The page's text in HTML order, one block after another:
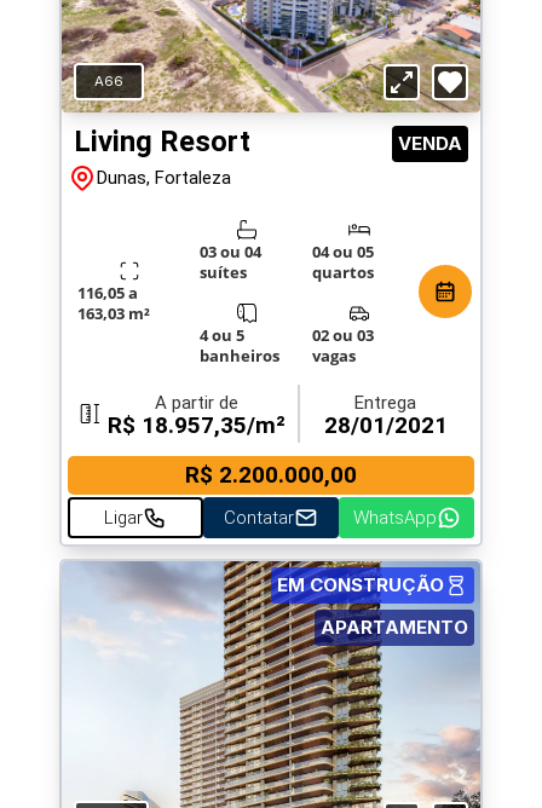
A66
Living Resort VENDA
Dunas, Fortaleza
116,05 a
163,03 m²
03 ou 04
suítes
04 ou 05
quartos
4 ou 5
banheiros
02 ou 03
vagas
A partir de
R$ 18.957,35/m²
Entrega
28/01/2021
R$ 2.200.000,00
Ligar Contatar WhatsApp
APARTAMENTO
EM CONSTRUÇÃO